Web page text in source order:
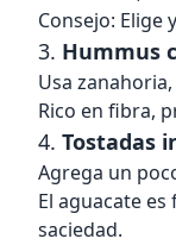
Consejo: Elige
3. Hummus
Usa
Rico en fibra,
4. Tostadas
Agrega un
El aguacate
saciedad.